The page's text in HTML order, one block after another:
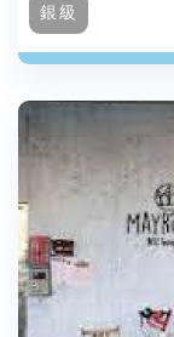
銀級